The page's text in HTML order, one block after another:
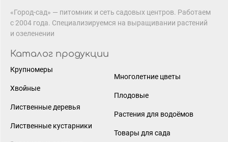
«Город-сад» — питомник и сеть садовых центров. Работаем
с 2004 года. Специализируемся на выращивании растений
и озеленении
Каталог продукции
Крупномеры
Хвойные
Лиственные деревья
Лиственные кустарники
Многолетние цветы
Плодовые
Растения для водоёмов
Товары для сада